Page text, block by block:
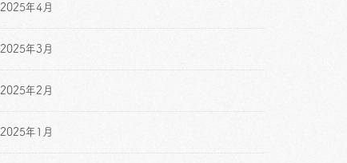
2025年4月
2025年3月
2025年2月
2025年1月